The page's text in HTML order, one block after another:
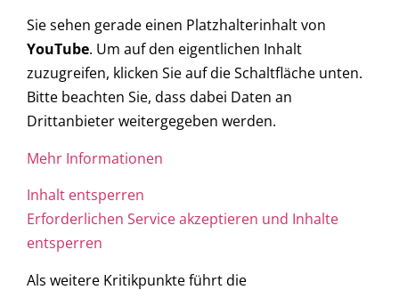
Sie sehen gerade einen Platzhalterinhalt von
YouTube. Um auf den eigentlichen Inhalt
zuzugreifen, klicken Sie auf die Schaltfläche unten.
Bitte beachten Sie, dass dabei Daten an
Drittanbieter weitergegeben werden.
Mehr Informationen
Inhalt entsperren
Erforderlichen Service akzeptieren und Inhalte
entsperren
Als weitere Kritikpunkte führt die